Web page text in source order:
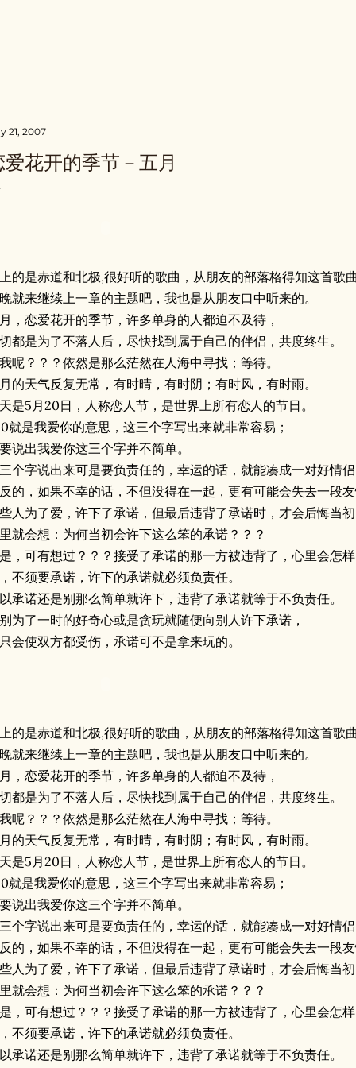
21, 2007
爱花开的季节－五月
的是赤道和北极,很好听的歌曲，从朋友的部落格得知这首歌曲
就来继续上一章的主题吧，我也是从朋友口中听来的。
，恋爱花开的季节，许多单身的人都迫不及待，
都是为了不落人后，尽快找到属于自己的伴侣，共度终生。
呢？？？依然是那么茫然在人海中寻找；等待。
的天气反复无常，有时晴，有时阴；有时风，有时雨。
是5月20日，人称恋人节，是世界上所有恋人的节日。
就是我爱你的意思，这三个字写出来就非常容易；
说出我爱你这三个字并不简单。
个字说出来可是要负责任的，幸运的话，就能凑成一对好情侣
的，如果不幸的话，不但没得在一起，更有可能会失去一段友
人为了爱，许下了承诺，但最后违背了承诺时，才会后悔当初
就会想：为何当初会许下这么笨的承诺？？？
，可有想过？？？接受了承诺的那一方被违背了，心里会怎样
不须要承诺，许下的承诺就必须负责任。
承诺还是别那么简单就许下，违背了承诺就等于不负责任。
为了一时的好奇心或是贪玩就随便向别人许下承诺，
会使双方都受伤，承诺可不是拿来玩的。
的是赤道和北极,很好听的歌曲，从朋友的部落格得知这首歌曲
就来继续上一章的主题吧，我也是从朋友口中听来的。
，恋爱花开的季节，许多单身的人都迫不及待，
都是为了不落人后，尽快找到属于自己的伴侣，共度终生。
呢？？？依然是那么茫然在人海中寻找；等待。
的天气反复无常，有时晴，有时阴；有时风，有时雨。
是5月20日，人称恋人节，是世界上所有恋人的节日。
就是我爱你的意思，这三个字写出来就非常容易；
说出我爱你这三个字并不简单。
个字说出来可是要负责任的，幸运的话，就能凑成一对好情侣
的，如果不幸的话，不但没得在一起，更有可能会失去一段友
人为了爱，许下了承诺，但最后违背了承诺时，才会后悔当初
就会想：为何当初会许下这么笨的承诺？？？
，可有想过？？？接受了承诺的那一方被违背了，心里会怎样
不须要承诺，许下的承诺就必须负责任。
承诺还是别那么简单就许下，违背了承诺就等于不负责任。